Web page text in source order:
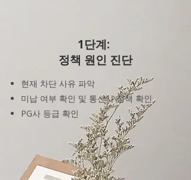
1단계:
정책 원인 진단
현재 차단 사유 파악
미납 여부 확인 및 통신사 정책 확인
PG사 등급 확인